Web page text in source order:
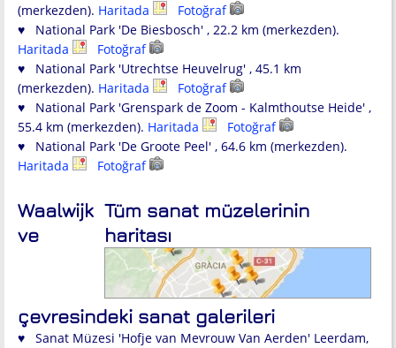
(merkezden). Haritada
Fotoğraf
♥ National Park 'De Biesbosch' , 22.2 km (merkezden).
Haritada
Fotoğraf
♥ National Park 'Utrechtse Heuvelrug' , 45.1 km
(merkezden). Haritada
Fotoğraf
♥ National Park 'Grenspark de Zoom - Kalmthoutse Heide' ,
55.4 km (merkezden). Haritada
Fotoğraf
♥ National Park 'De Groote Peel' , 64.6 km (merkezden).
Haritada
Fotoğraf
Tüm sanat müzelerinin
haritası
Waalwijk
ve
çevresindeki sanat galerileri
♥ Sanat Müzesi 'Hofje van Mevrouw Van Aerden' Leerdam,